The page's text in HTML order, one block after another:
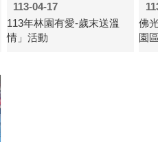
113-04-17
113年林園有愛-歲末送溫
情」活動
佛
園